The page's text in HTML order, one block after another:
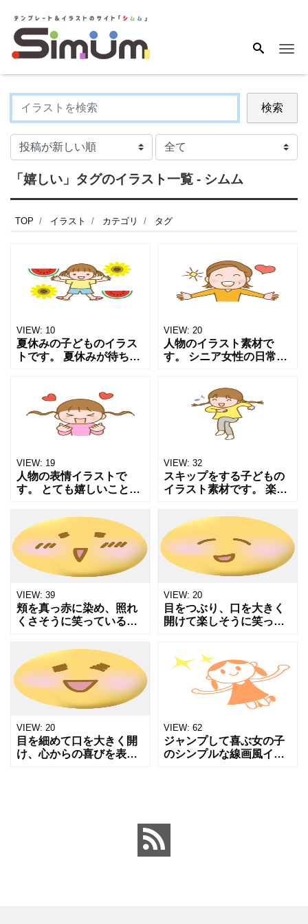
検索
「嬉しい」タグのイラスト一覧 - シムム
TOP イラスト カテゴリ タグ
VIEW: 10
夏休みの子どものイラス
トです。 夏休みが待ち遠
ひまわりの花と、真っ赤
な西瓜に囲まれて 元気な
子どもをイメージしま
VIEW: 20
人物のイラスト素材で
す。 シニア女性の日常を
て、全身で喜びを表現す
る様子です。 ワンポイン
トイラストにご利用いた
VIEW: 19
人物の表情イラストで
す。 とても嬉しいことが
喜びを表現する子どもの
様子です。 ハートは幸せ
を表現しています ワンポ
イントイラストにご利用
VIEW: 32
スキップをする子どもの
イラスト素材です。 楽し
喜びを表現する かわいい
女の子の様子です。 育児
関連や保育園など ワンポ
イントイラストにご利
VIEW: 39
頬を真っ赤に染め、照れ
くさそうに笑っている黄
イラスト素材です。目が
細まり、口が「V」の字
に開いた表情は、褒めら
れて嬉しい時や恥ずかし
い時の
VIEW: 20
目をつぶり、口を大きく
開けて楽しそうに笑って
が喜びや照れを表現して
おり、明るくポジティブ
なニュース、嬉しい出来
VIEW: 20
目を細めて口を大きく開
け、心からの喜びを表現
VIEW: 62
ジャンプして喜ぶ女の子
のシンプルな線画風イラ